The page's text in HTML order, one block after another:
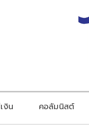
งิน คอลัมนิสต์